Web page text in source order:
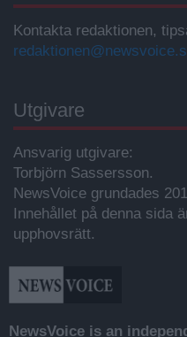
Kontakta redaktionen,
Utgivare
Ansvarig utgivare:
Torbjörn Sassersson.
NewsVoice grundades
Innehållet på denna sida
upphovsrätt.
NewsVoice is an